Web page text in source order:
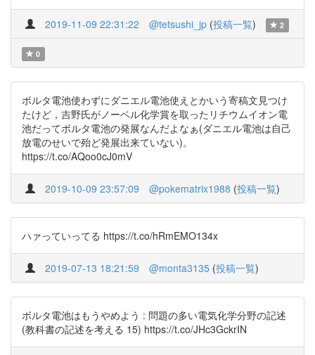
2019-11-09 22:31:22 @tetsushi_jp (投稿一覧) 2
0
ボルタ電池使わずにダニエル電池使えとかいう寄稿文見つけ
たけど，吉野氏がノーベル化学賞を取ったリチウムイオン電
池だってボルタ電池の発展なんだよなぁ(ダニエル電池は自己
放電のせいで殆ど発展出来ていない)。
https://t.co/AQoo0cJ0mV
2019-10-09 23:57:09 @pokematrix1988 (投稿一覧)
ハァっていってる https://t.co/hRmEMO134x
2019-07-13 18:21:59 @monta3135 (投稿一覧)
ボルタ電池はもうやめよう : 問題の多い電気化学分野の記述
(教科書の記述を考える 15) https://t.co/JHc3GckrIN